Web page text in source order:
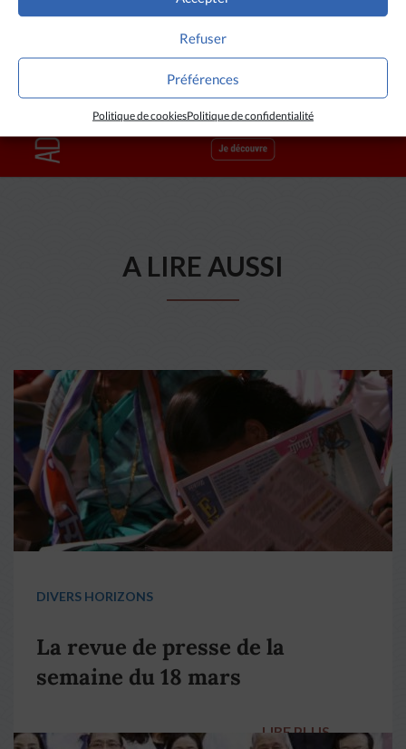
Refuser
Préférences
Politique de cookiesPolitique de confidentialité
A LIRE AUSSI
DIVERS HORIZONS
La revue de presse de la
semaine du 18 mars
LIRE PLUS →